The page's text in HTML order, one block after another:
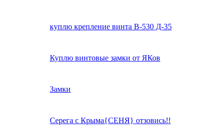
куплю крепление винта В-530 Д-35
Куплю винтовые замки от ЯКов
Замки
Серега с Крыма{СЕНЯ} отзовись!!